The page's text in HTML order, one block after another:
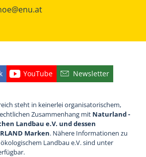
die eNu auf Facebook
Besuchen Sie den
YouTube Abonnieren Sie
Newsletter
steht in keinerlei organisatorischem,
Zusammenhang mit Naturland -
Landbau e.V. und dessen
Marken. Nähere Informationen zu
Landbau e.V. sind unter